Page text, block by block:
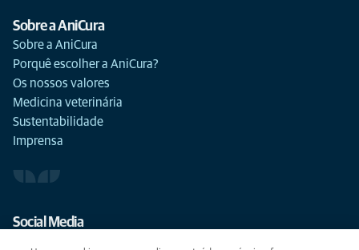
Sobre a AniCura
Sobre a AniCura
Porquê escolher a AniCura?
Os nossos valores
Medicina veterinária
Sustentabilidade
Imprensa
Social Media